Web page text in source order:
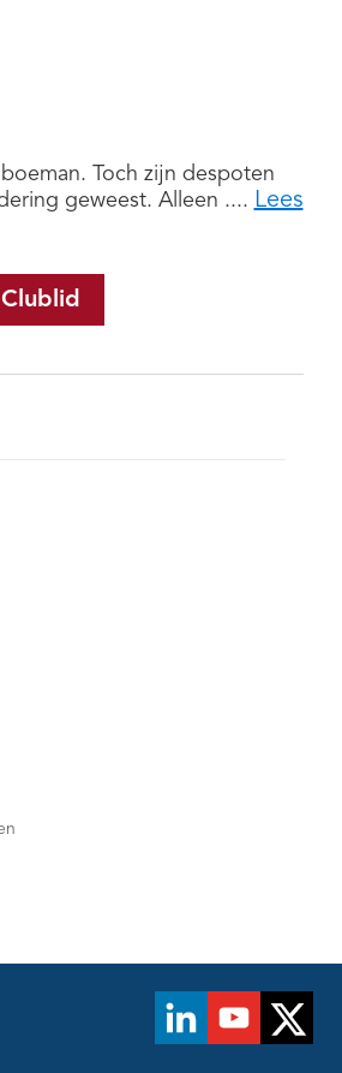
Toch zijn despoten
geweest. Alleen .... Lees